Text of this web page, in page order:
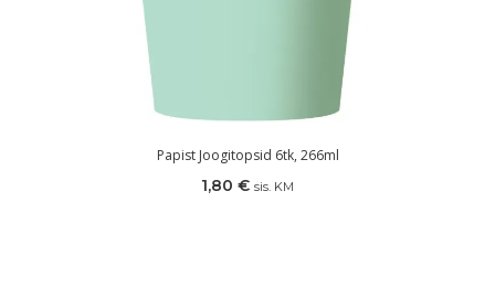
Papist Joogitopsid 6tk, 266ml
1,80 € sis. KM